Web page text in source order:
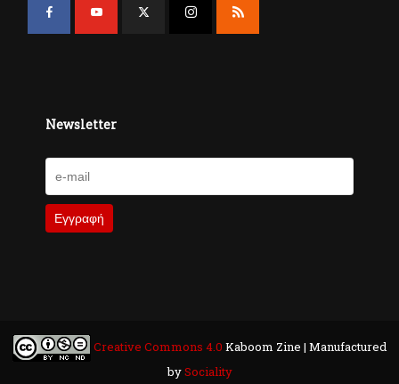
Newsletter
Creative Commons 4.0 Kaboom Zine | Manufactured
bySociality